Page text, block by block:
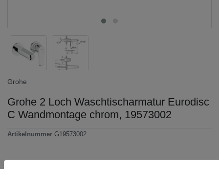
Grohe
Grohe 2 Loch Waschtischarmatur Eurodisc
C Wandmontage chrom, 19573002
Artikelnummer G19573002